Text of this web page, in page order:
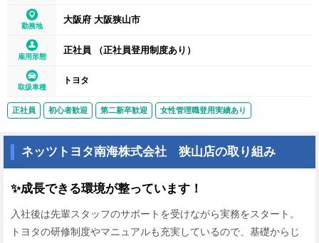
勤務地
大阪府 大阪狭山市
雇用形態
正社員 （正社員登用制度あり）
取扱車種
トヨタ
正社員 初心者歓迎 第二新卒歓迎 女性管理職登用実績あり
ネッツトヨタ南海株式会社 狭山店の取り組み
✨成長できる環境が整っています！
入社後は先輩スタッフのサポートを受けながら実務をスタート。
トヨタの研修制度やマニュアルも充実しているので、基礎からじ